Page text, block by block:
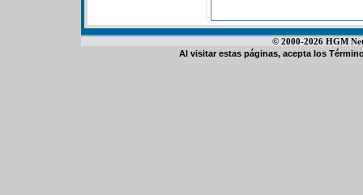
© 2000-2026 HGM
Al visitar estas páginas, acepta los